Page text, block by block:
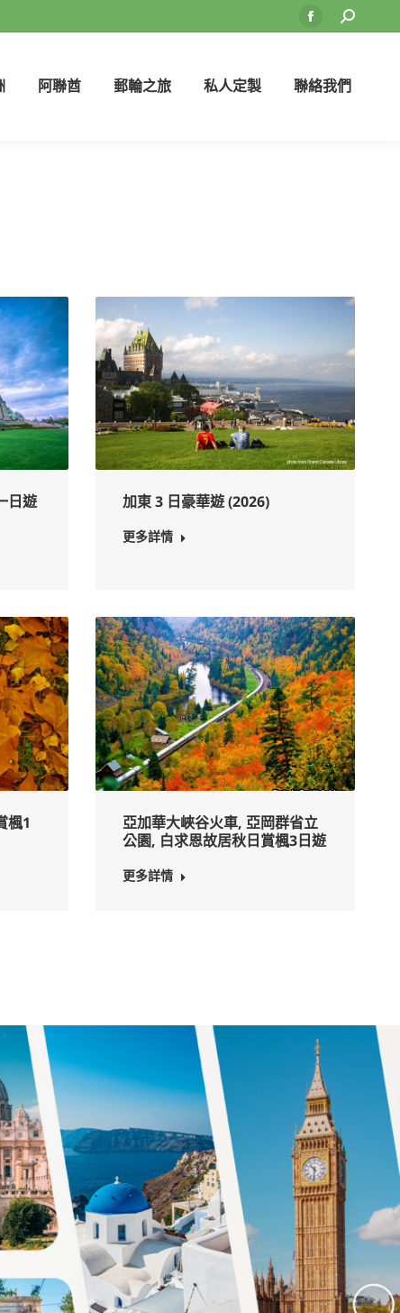
Facebook
in
Search:
阿聯酋 郵輪之旅 私人定製 聯絡我們
日遊 加東 3 日豪華遊 (2026)
更多詳情
楓1
亞加華大峽谷火車, 亞岡群省立
公園, 白求恩故居秋日賞楓3日遊
更多詳情